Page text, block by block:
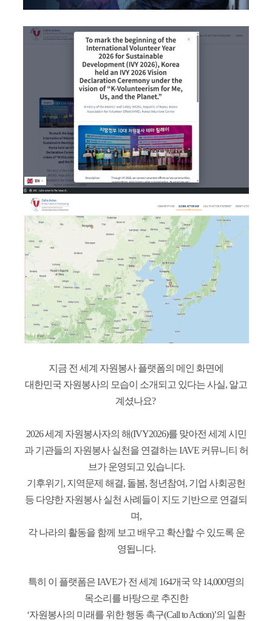
지금 전 세계 자원봉사 플랫폼의 메인 화면에
대한민국 자원봉사의 모습이 소개되고 있다는 사실, 알고
계셨나요?
2026 세계 자원봉사자의 해(IVY2026)를 맞아전 세계 시민
과 기관들의 자원봉사 실천을 연결하는 IAVE 커뮤니티 허
브가 운영되고 있습니다.
기후위기, 지역문제 해결, 돌봄, 청년참여, 기업 사회공헌
등 다양한 자원봉사 실천 사례들이 지도 기반으로 연결되
며,
각 나라의 활동을 함께 보고 배우고 확산할 수 있도록 운
영됩니다.
특히 이 플랫폼은 IAVE가 전 세계 164개국 약 14,000명의
목소리를 바탕으로 추진한
‘자원봉사의 미래를 위한 행동 촉구(Call to Action)’의 일환